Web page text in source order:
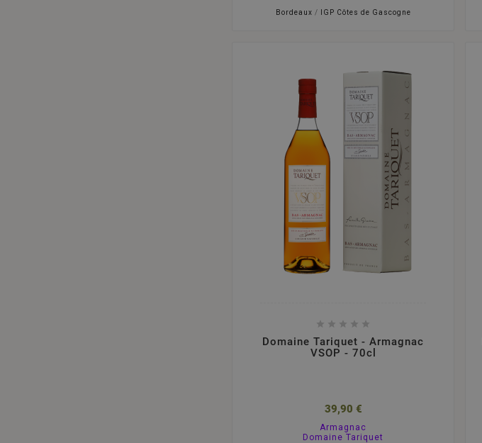
Bordeaux / IGP Côtes de Gascogne
    
Domaine Tariquet - Armagnac
VSOP - 70cl
39,90 €
Armagnac
Domaine Tariquet